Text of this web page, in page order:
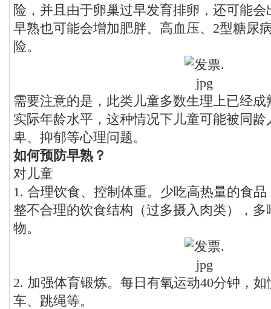
险，并且由于卵巢过早发育排卵，还可能
早熟也可能会增加肥胖、高血压、2型糖尿
险。
需要注意的是，此类儿童多数生理上已经
实际年龄水平，这种情况下儿童可能被同
卑、抑郁等心理问题。
如何预防早熟？
对儿童
1. 合理饮食、控制体重。少吃高热量的食
整不合理的饮食结构（过多摄入肉类），
物。
2. 加强体育锻炼。每日有氧运动40分钟，
车、跳绳等。